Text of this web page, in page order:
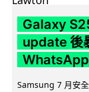
Galaxy
update 後
WhatsApp
Samsung 7 月安